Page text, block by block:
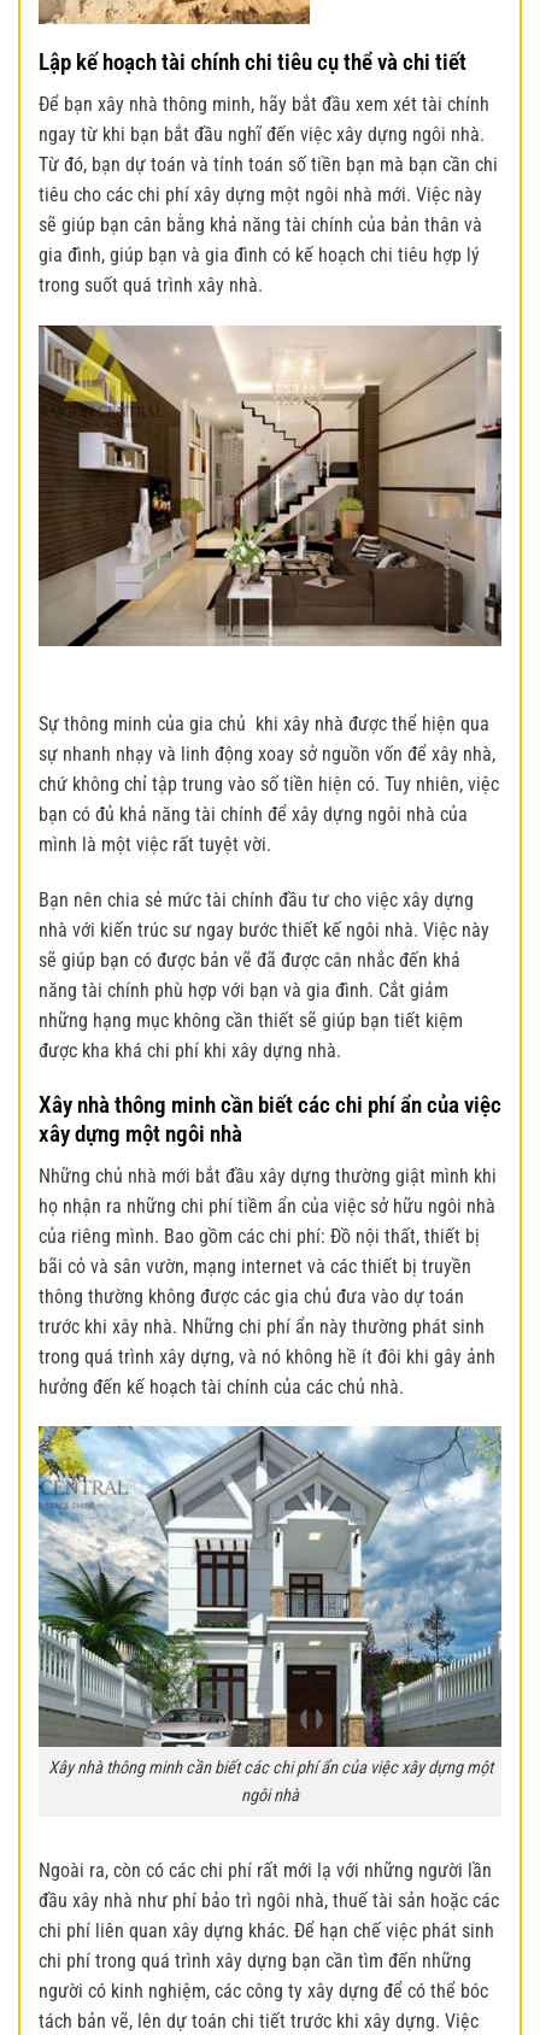
Lập kế hoạch tài chính chi tiêu cụ thể và chi tiết
Để bạn xây nhà thông minh, hãy bắt đầu xem xét tài chính
ngay từ khi bạn bắt đầu nghĩ đến việc xây dựng ngôi nhà.
Từ đó, bạn dự toán và tính toán số tiền bạn mà bạn cần chi
tiêu cho các chi phí xây dựng một ngôi nhà mới. Việc này
sẽ giúp bạn cân bằng khả năng tài chính của bản thân và
gia đình, giúp bạn và gia đình có kế hoạch chi tiêu hợp lý
trong suốt quá trình xây nhà.
Sự thông minh của gia chủ khi xây nhà được thể hiện qua
sự nhanh nhạy và linh động xoay sở nguồn vốn để xây nhà,
chứ không chỉ tập trung vào số tiền hiện có. Tuy nhiên, việc
bạn có đủ khả năng tài chính để xây dựng ngôi nhà của
mình là một việc rất tuyệt vời.
Bạn nên chia sẻ mức tài chính đầu tư cho việc xây dựng
nhà với kiến trúc sư ngay bước thiết kế ngôi nhà. Việc này
sẽ giúp bạn có được bản vẽ đã được cân nhắc đến khả
năng tài chính phù hợp với bạn và gia đình. Cắt giảm
những hạng mục không cần thiết sẽ giúp bạn tiết kiệm
được kha khá chi phí khi xây dựng nhà.
Xây nhà thông minh cần biết các chi phí ẩn của việc
xây dựng một ngôi nhà
Những chủ nhà mới bắt đầu xây dựng thường giật mình khi
họ nhận ra những chi phí tiềm ẩn của việc sở hữu ngôi nhà
của riêng mình. Bao gồm các chi phí: Đồ nội thất, thiết bị
bãi cỏ và sân vườn, mạng internet và các thiết bị truyền
thông thường không được các gia chủ đưa vào dự toán
trước khi xây nhà. Những chi phí ẩn này thường phát sinh
trong quá trình xây dựng, và nó không hề ít đôi khi gây ảnh
hưởng đến kế hoạch tài chính của các chủ nhà.
Xây nhà thông minh cần biết các chi phí ẩn của việc xây dựng một
ngôi nhà
Ngoài ra, còn có các chi phí rất mới lạ với những người lần
đầu xây nhà như phí bảo trì ngôi nhà, thuế tài sản hoặc các
chi phí liên quan xây dựng khác. Để hạn chế việc phát sinh
chi phí trong quá trình xây dựng bạn cần tìm đến những
người có kinh nghiệm, các công ty xây dựng để có thể bóc
tách bản vẽ, lên dự toán chi tiết trước khi xây dựng. Việc